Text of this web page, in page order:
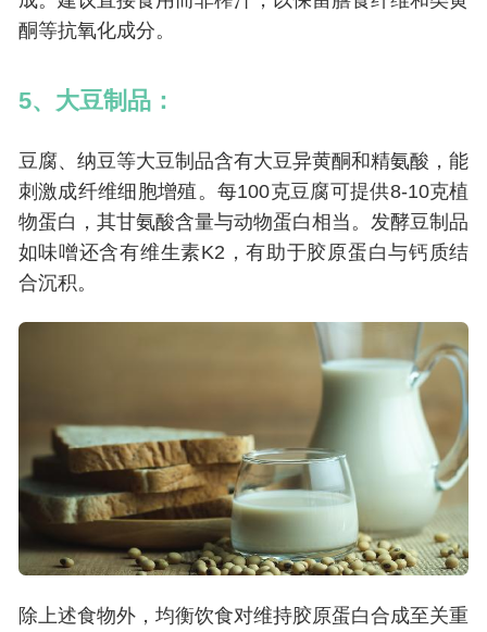
酮等抗氧化成分。
5、大豆制品：
豆腐、纳豆等大豆制品含有大豆异黄酮和精氨酸，能
刺激成纤维细胞增殖。每100克豆腐可提供8-10克植
物蛋白，其甘氨酸含量与动物蛋白相当。发酵豆制品
如味噌还含有维生素K2，有助于胶原蛋白与钙质结
合沉积。
除上述食物外，均衡饮食对维持胶原蛋白合成至关重